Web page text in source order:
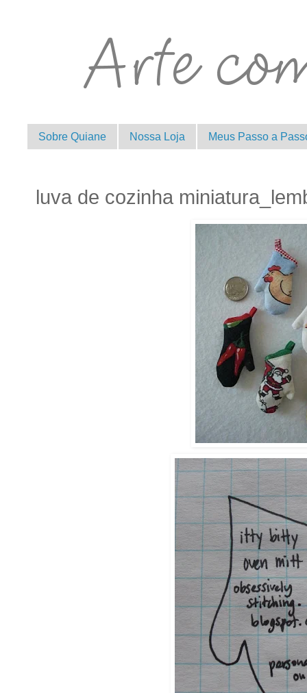
Sobre Quiane Nossa Loja Meus Passo a
luva de cozinha